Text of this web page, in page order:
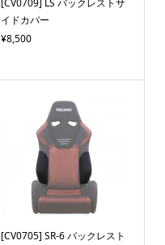
イドカバー
¥8,500
[CV0705] SR-6 バックレスト